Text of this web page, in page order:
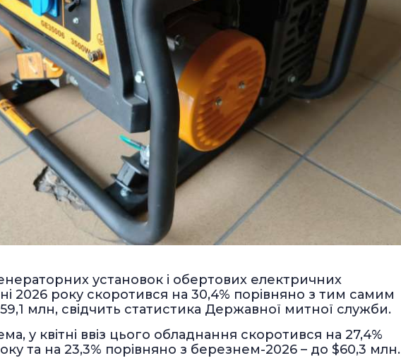
установок і обертових електричних
2026 року скоротився на 30,4% порівняно з тим самим
млн, свідчить статистика Державної митної служби.
у квітні ввіз цього обладнання скоротився на 27,4%
та на 23,3% порівняно з березнем-2026 – до $60,3 млн.